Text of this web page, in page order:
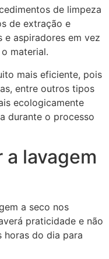
de limpeza
de extração e
e aspiradores em vez
material.
mais eficiente, pois
entre outros tipos
ecologicamente
durante o processo
a lavagem
a seco nos
praticidade e não
horas do dia para